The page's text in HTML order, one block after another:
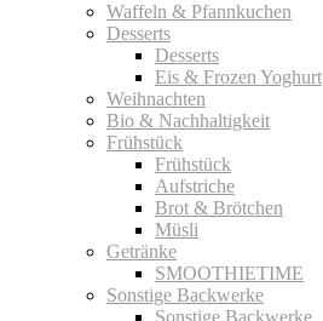
Waffeln & Pfannkuchen
Desserts
Desserts
Eis & Frozen Yoghurt
Weihnachten
Bio & Nachhaltigkeit
Frühstück
Frühstück
Aufstriche
Brot & Brötchen
Müsli
Getränke
SMOOTHIETIME
Sonstige Backwerke
Sonstige Backwerke